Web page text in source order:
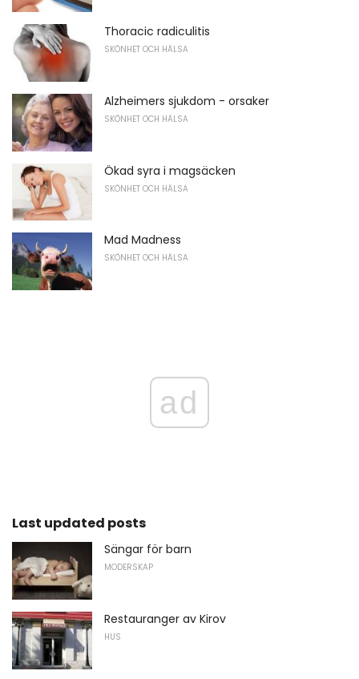
Thoracic radiculitis
SKÖNHET OCH HÄLSA
Alzheimers sjukdom - orsaker
SKÖNHET OCH HÄLSA
Ökad syra i magsäcken
SKÖNHET OCH HÄLSA
Mad Madness
SKÖNHET OCH HÄLSA
ad
Last updated posts
Sängar för barn
MODERSKAP
Restauranger av Kirov
HUS